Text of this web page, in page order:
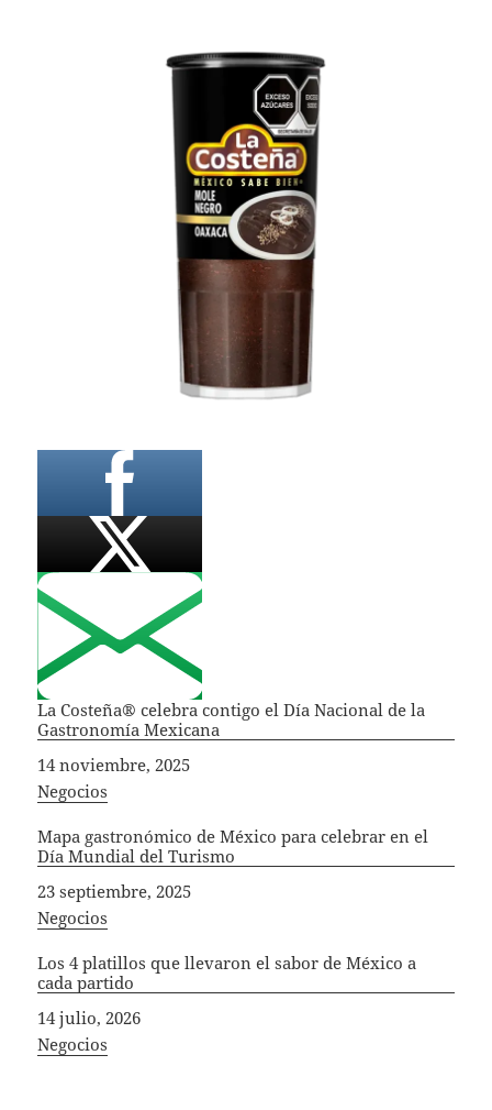
La Costeña® celebra contigo el Día Nacional de la
Gastronomía Mexicana
Fecha
14 noviembre, 2025
In relation to
Negocios
Mapa gastronómico de México para celebrar en el
Día Mundial del Turismo
Fecha
23 septiembre, 2025
In relation to
Negocios
Los 4 platillos que llevaron el sabor de México a
cada partido
Fecha
14 julio, 2026
In relation to
Negocios